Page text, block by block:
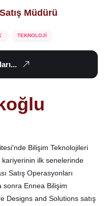
Müdürü
TEKNOLOJİ
Bilişim Teknolojileri
kariyerinin ilk senelerinde
Satış Operasyonları
sonra Ennea Bilişim
Designs and Solutions satış